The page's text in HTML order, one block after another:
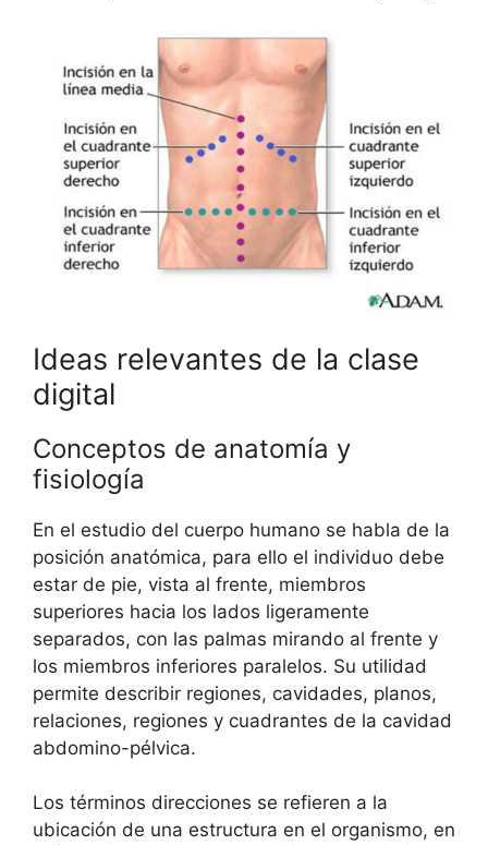
Ideas relevantes de la clase
digital
Conceptos de anatomía y
fisiología
En el estudio del cuerpo humano se habla de la
posición anatómica, para ello el individuo debe
estar de pie, vista al frente, miembros
superiores hacia los lados ligeramente
separados, con las palmas mirando al frente y
los miembros inferiores paralelos. Su utilidad
permite describir regiones, cavidades, planos,
relaciones, regiones y cuadrantes de la cavidad
abdomino-pélvica.
Los términos direcciones se refieren a la
ubicación de una estructura en el organismo, en